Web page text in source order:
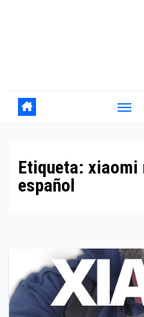
Etiqueta: xiaomi
español